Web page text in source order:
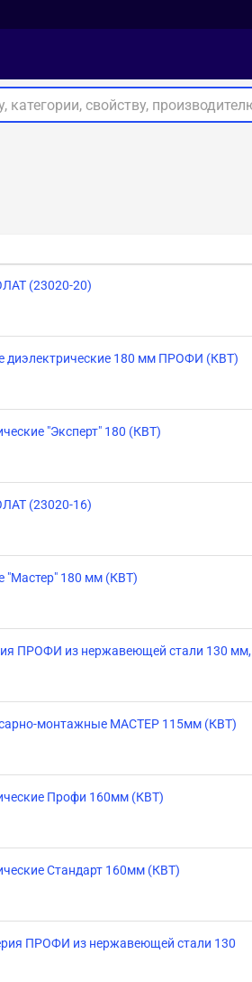
(23020-20)
диэлектрические 180 мм ПРОФИ (КВТ)
"Эксперт" 180 (КВТ)
(23020-16)
"Мастер" 180 мм (КВТ)
ПРОФИ из нержавеющей стали 130 мм,
монтажные МАСТЕР 115мм (КВТ)
Профи 160мм (КВТ)
Стандарт 160мм (КВТ)
ПРОФИ из нержавеющей стали 130